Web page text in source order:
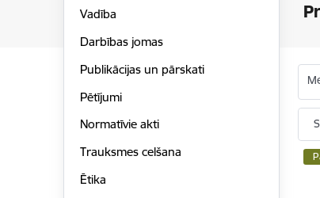
Vadība
Darbības jomas
Publikācijas un pārskati
Pētījumi
Normatīvie akti
Trauksmes celšana
Ētika